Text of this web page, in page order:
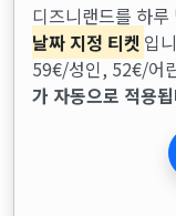
디즈니랜드를 하
날짜 지정 티켓 입
59€/성인, 52€/어
가 자동으로 적용